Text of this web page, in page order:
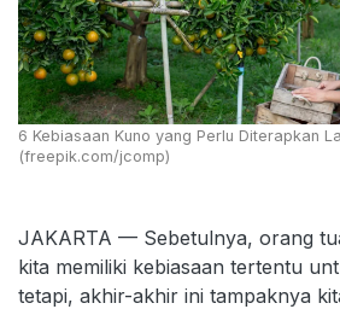
6 Kebiasaan Kuno yang Perlu Diterapkan
(freepik.com/jcomp)
JAKARTA — Sebetulnya, orang
kita memiliki kebiasaan tertentu
tetapi, akhir-akhir ini tampaknya